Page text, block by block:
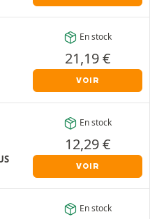
En stock
21,19€
VOIR
En stock
12,29€
VOIR
En stock